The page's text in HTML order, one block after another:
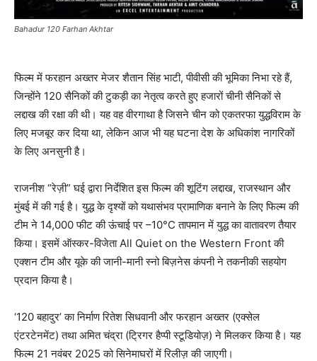
Bahadur 120 Farhan Akhtar
फिल्म में फरहान अख्तर मेजर शैतान सिंह भाटी, पीवीसी की भूमिका निभा रहे हैं,
जिन्होंने 120 सैनिकों की टुकड़ी का नेतृत्व करते हुए हजारों चीनी सैनिकों से
लद्दाख की रक्षा की थी। यह वह वीरगाथा है जिसने चीन को एकतरफा युद्धविराम के
लिए मजबूर कर दिया था, लेकिन आज भी यह घटना देश के अधिकांश नागरिकों
के लिए अनसुनी है।
राजनीश “रेज़ी” घई द्वारा निर्देशित इस फिल्म की शूटिंग लद्दाख, राजस्थान और
मुंबई में की गई है। युद्ध के दृश्यों को यथासंभव प्रामाणिक बनाने के लिए फिल्म की
टीम ने 14,000 फीट की ऊंचाई पर –10°C तापमान में युद्ध का वातावरण तैयार
किया। इसमें ऑस्कर-विजेता All Quiet on the Western Front की
एक्शन टीम और यूके की जानी-मानी स्नो बिज़नेस कंपनी ने तकनीकी सहयोग
प्रदान किया है।
‘120 बहादुर’ का निर्माण रितेश सिधवानी और फरहान अख्तर (एक्सेल
एंटरटेनमेंट) तथा अमित चंद्रा (ट्रिगर हैप्पी स्टूडियोज़) ने मिलकर किया है। यह
फिल्म 21 नवंबर 2025 को सिनेमाघरों में रिलीज़ की जाएगी।